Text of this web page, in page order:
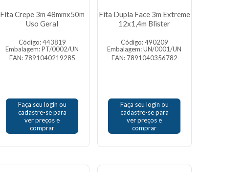
Fita Crepe 3m 48mmx50m
Uso Geral
Código: 443819
Embalagem: PT/0002/UN
EAN: 7891040219285
Faça seu login ou
cadastre-se para
ver preços e
comprar
Fita Dupla Face 3m Extreme
12x1,4m Blister
Código: 490209
Embalagem: UN/0001/UN
EAN: 7891040356782
Faça seu login ou
cadastre-se para
ver preços e
comprar